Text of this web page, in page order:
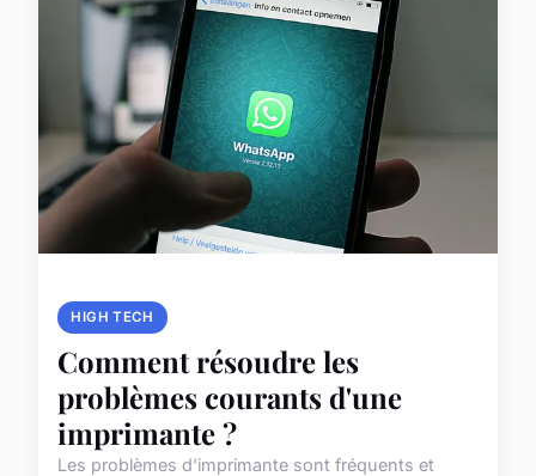
HIGH TECH
Comment résoudre les
problèmes courants d'une
imprimante ?
Les problèmes d'imprimante sont fréquents et